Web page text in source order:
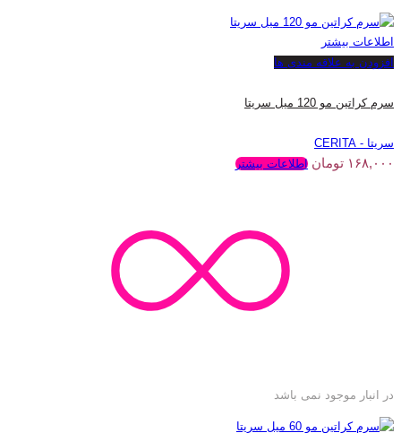
اطلاعات بیشتر
افزودن به علاقه مندی ها
سرم کراتین مو 120 میل سریتا
سریتا - CERITA
۱۶۸,۰۰۰ تومان اطلاعات بیشتر
در انبار موجود نمی باشد